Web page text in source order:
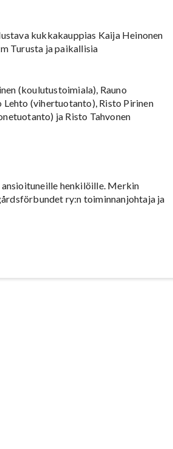
kukkakauppias Kaija Heinonen
Turusta ja paikallisia
(koulutustoimiala), Rauno
Lehto (vihertuotanto), Risto Pirinen
ja Risto Tahvonen
henkilöille. Merkin
ry:n toiminnanjohtaja ja